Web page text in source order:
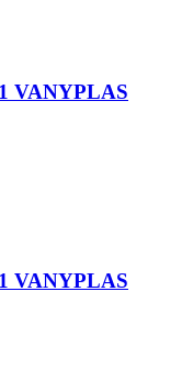
VANYPLAS
VANYPLAS